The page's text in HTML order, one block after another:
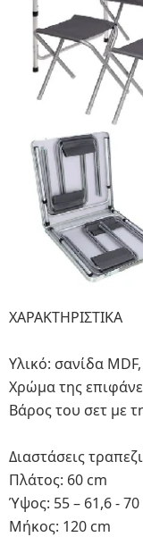
ΧΑΡΑΚΤΗΡΙΣΤΙΚΑ
Υλικό: σανίδα
Χρώμα της
Βάρος του σετ με
Διαστάσεις
Πλάτος: 60 cm
Ύψος: 55 – 61,6 - 70
Μήκος: 120 cm